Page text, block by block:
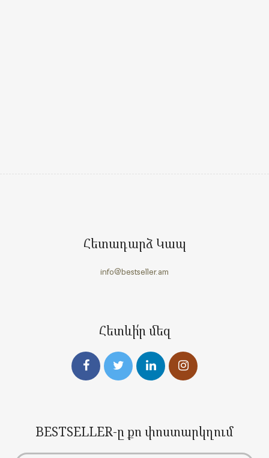
Հետադարձ Կապ
info@bestseller.am
Հետևի՛ր մեզ
BESTSELLER-ը քո փոստարկղում